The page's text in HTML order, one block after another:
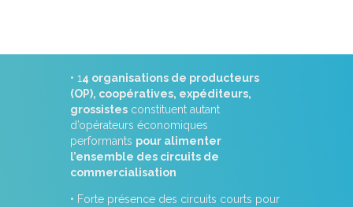
• 14 organisations de producteurs
(OP), coopératives, expéditeurs,
grossistes constituent autant
d’opérateurs économiques
performants pour alimenter
l’ensemble des circuits de
commercialisation
• Forte présence des circuits courts pour